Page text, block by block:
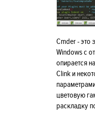
Cmder - это
Windows с
опирается
Clink и
цветовую
раскладку